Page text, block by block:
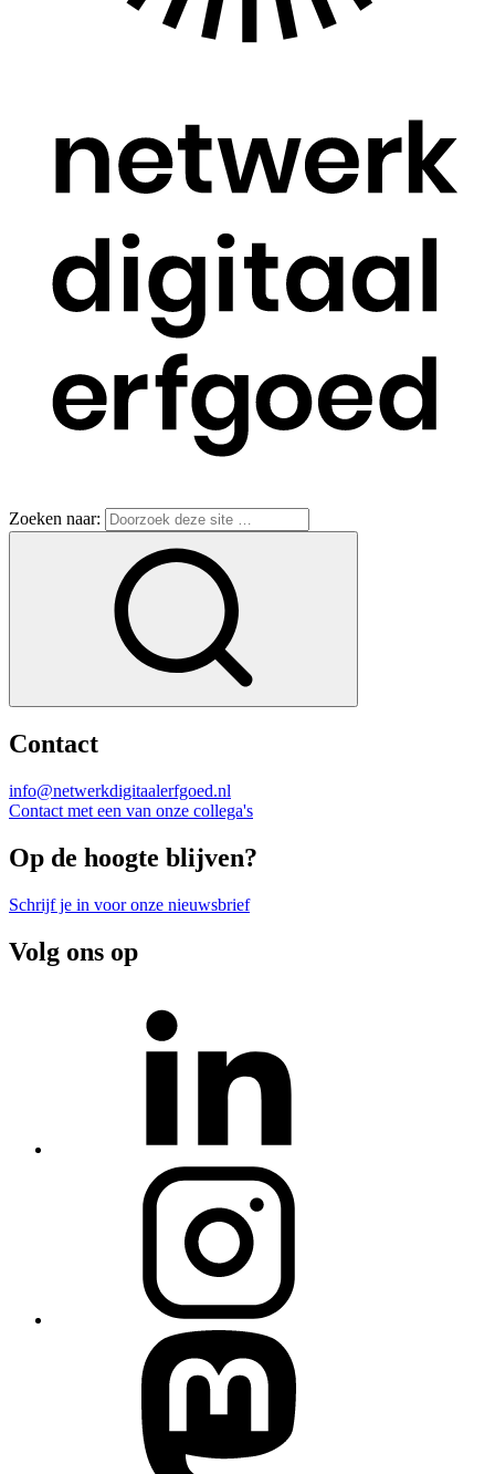
Zoeken naar:
Contact
info@netwerkdigitaalerfgoed.nl
Contact met een van onze collega's
Op de hoogte blijven?
Schrijf je in voor onze nieuwsbrief
Volg ons op